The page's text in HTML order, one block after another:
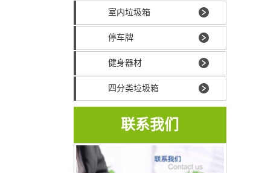
室内垃圾箱
停车牌
健身器材
四分类垃圾箱
联系我们